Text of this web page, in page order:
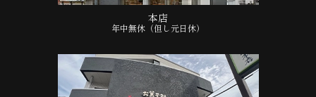
本店
年中無休（但し元日休）